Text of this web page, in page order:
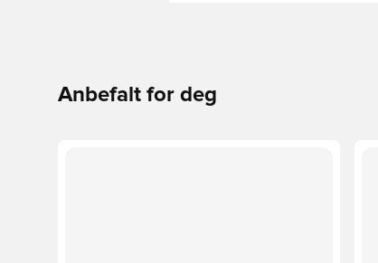
Anbefalt for deg